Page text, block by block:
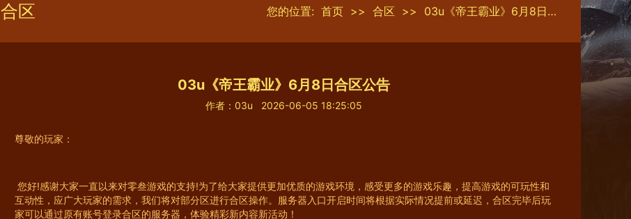
合区 您的位置: 首页 >> 合区 >> 03u《帝王霸业》6月8日合区公告
03u《帝王霸业》6月8日合区公告
作者：03u 2026-06-05 18:25:05
尊敬的玩家：
您好!感谢大家一直以来对零叁游戏的支持!为了给大家提供更加优质的游戏环境，感受更多的游戏乐趣，提高游戏的可玩性和
互动性，应广大玩家的需求，我们将对部分区进行合区操作。服务器入口开启时间将根据实际情况提前或延迟，合区完毕后玩
家可以通过原有账号登录合区的服务器，体验精彩新内容新活动！